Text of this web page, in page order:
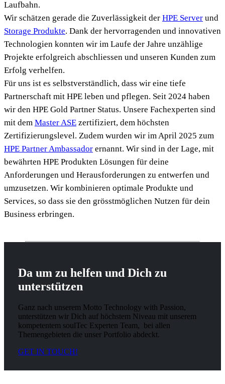
Laufbahn.
Wir schätzen gerade die Zuverlässigkeit der HPE Server und
Storage Produkte. Dank der hervorragenden und innovativen
Technologien konnten wir im Laufe der Jahre unzählige
Projekte erfolgreich abschliessen und unseren Kunden zum
Erfolg verhelfen.
Für uns ist es selbstverständlich, dass wir eine tiefe
Partnerschaft mit HPE leben und pflegen. Seit 2024 haben
wir den HPE Gold Partner Status. Unsere Fachexperten sind
mit dem Master ASE zertifiziert, dem höchsten
Zertifizierungslevel. Zudem wurden wir im April 2025 zum
HPE Partner Ambassador ernannt. Wir sind in der Lage, mit
bewährten HPE Produkten Lösungen für deine
Anforderungen und Herausforderungen zu entwerfen und
umzusetzen. Wir kombinieren optimale Produkte und
Services, so dass sie den grösstmöglichen Nutzen für dein
Business erbringen.
Da um zu helfen und Dich zu
unterstützen
Ganz nach unserem Motto Technology with Passion,
unterstützen wir Dich auf höchstem Niveau mit unserem
kompetentem soulTec Experten Team, bei allen
Themengebieten die unser Portfolio abdeckt.
GET IN TOUCH!